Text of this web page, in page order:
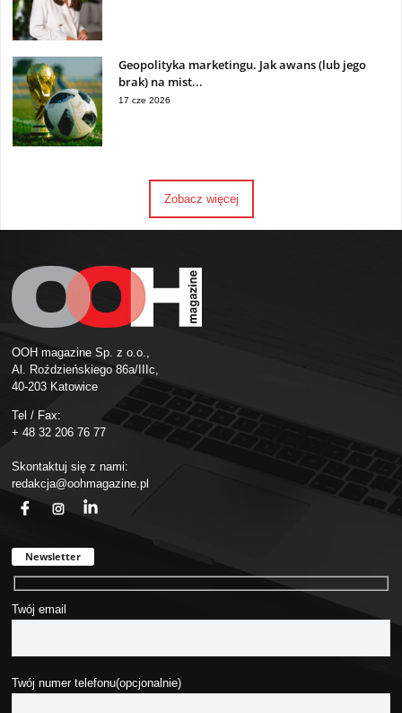
Geopolityka marketingu. Jak awans (lub jego
brak) na mist...
17 cze 2026
Zobacz więcej
OOH magazine Sp. z o.o.,
Al. Roździeńskiego 86a/IIIc,
40-203 Katowice
Tel / Fax:
+ 48 32 206 76 77
Skontaktuj się z nami:
redakcja@oohmagazine.pl
Newsletter
Twój email
Twój numer telefonu(opcjonalnie)